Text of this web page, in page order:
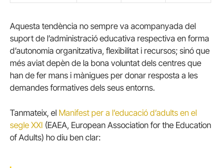
Aquesta tendència no sempre va acompanyada del
suport de l’administració educativa respectiva en forma
d’autonomia organitzativa, flexibilitat i recursos; sinó que
més aviat depèn de la bona voluntat dels centres que
han de fer mans i mànigues per donar resposta a les
demandes formatives dels seus entorns.
Tanmateix, el Manifest per a l’educació d’adults en el
segle XXI (EAEA, European Association for the Education
of Adults) ho diu ben clar: